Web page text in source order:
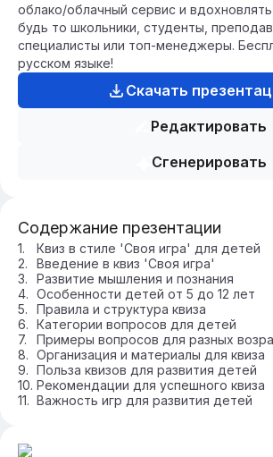
облако/облачный сервис и
будь то школьники, студенты,
специалисты или топ-менеджеры.
русском языке!
Скачать
Редактировать
Сгенерировать
Содержание презентации
Квиз в стиле 'Своя игра' для детей
Введение в квиз 'Своя игра'
Развитие мышления и познания
Особенности детей от 5 до 12 лет
Правила и структура квиза
Категории вопросов для детей
Примеры вопросов для разных
Организация и материалы для квиза
Польза квизов для развития детей
Рекомендации для успешного квиза
Важность игр для развития детей